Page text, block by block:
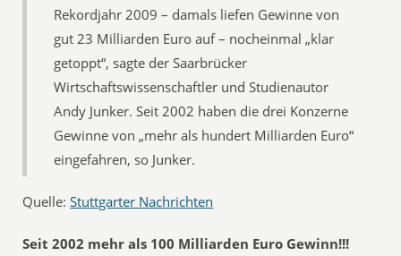
Rekordjahr 2009 – damals liefen Gewinne von
gut 23 Milliarden Euro auf – nocheinmal „klar
getoppt“, sagte der Saarbrücker
Wirtschaftswissenschaftler und Studienautor
Andy Junker. Seit 2002 haben die drei Konzerne
Gewinne von „mehr als hundert Milliarden Euro“
eingefahren, so Junker.
Quelle:Stuttgarter Nachrichten
Seit 2002 mehr als 100 Milliarden Euro Gewinn!!!